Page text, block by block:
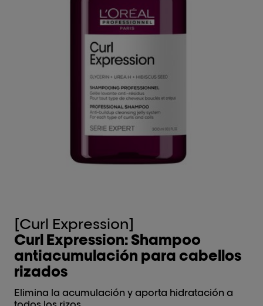
[Curl Expression]
Curl Expression: Shampoo
antiacumulación para cabellos
rizados
Elimina la acumulación y aporta hidratación a